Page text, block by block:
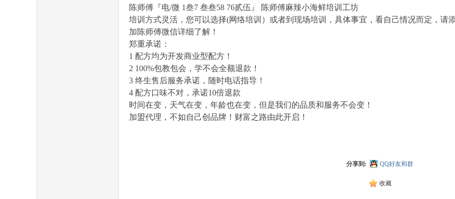
陈师傅『电/微 1叁7 叁叁58 76贰伍』 陈师傅麻辣小海鲜培训工坊
培训方式灵活，您可以选择(网络培训）或者到现场培训，具体事宜，看自己情况而定，请
加陈师傅微信详细了解！
郑重承诺：
1 配方均为开发商业型配方！
2 100%包教包会，学不会全额退款！
3 终生售后服务承诺，随时电话指导！
4 配方口味不对，承诺10倍退款
时间在变，天气在变，年龄也在变，但是我们的品质和服务不会变！
加盟代理，不如自己创品牌！财富之路由此开启！
分享到: QQ好友和群
收藏